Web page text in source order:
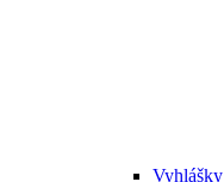
Vyhlášky